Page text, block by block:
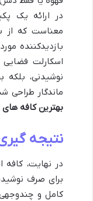
در ارائه یک
معناست که از
بازدیدکننده
اسکارلت
نوشیدنی، بلکه
ماندگار طراحی
بهترین کافه های
نتیجه
برای صرف
کامل و